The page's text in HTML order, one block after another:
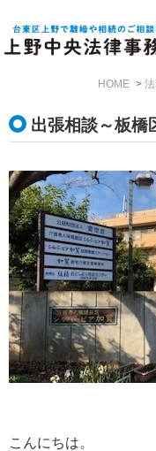
HOME
出張相談～板橋
こんにちは。